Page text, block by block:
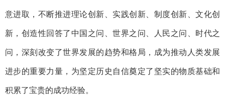
意进取，不断推进理论创新、实践创新、制度创新、文化创
新，创造性回答了中国之问、世界之问、人民之问、时代之
问，深刻改变了世界发展的趋势和格局，成为推动人类发展
进步的重要力量，为坚定历史自信奠定了坚实的物质基础和
积累了宝贵的成功经验。